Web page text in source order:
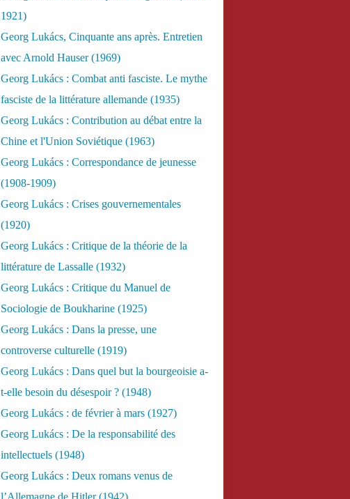
1921)
Georg Lukács, Cinquante ans après. Entretien
avec Arnold Hauser (1969)
Georg Lukács : Combat anti fasciste. Le mythe
fasciste de la littérature allemande (1935)
Georg Lukács : Contribution au débat entre la
Chine et l'Union Soviétique (1963)
Georg Lukács : Correspondance de jeunesse
(1908-1909)
Georg Lukács : Crises gouvernementales
(1920)
Georg Lukács : Critique de la théorie de la
littérature de Lassalle (1932)
Georg Lukács : Critique du Manuel de
Sociologie de Boukharine (1925)
Georg Lukács : Dans la presse, une
controverse culturelle (1919)
Georg Lukács : Dans quel but la bourgeoisie a-
t-elle besoin du désespoir ? (1948)
Georg Lukács : de février à mars (1927)
Georg Lukács : De la responsabilité des
intellectuels (1948)
Georg Lukács : Deux romans venus de
l’Allemagne de Hitler (1942)